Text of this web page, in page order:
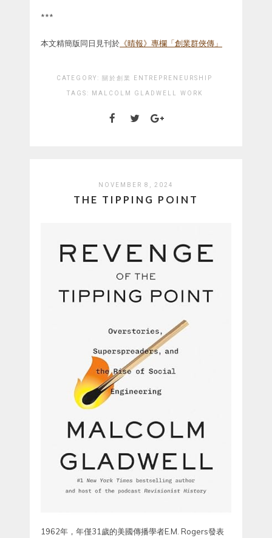
***
本文精簡版同日見刊於 《晴報》專欄「創業群俠傳」
CATEGORY: 關於創業 ENTREPRENEURSHIP
TAGS: MALCOLM GLADWELL WORK
NOVEMBER 8, 2024
THE TIPPING POINT
1962年，年僅31歲的美國傳播學者E.M. Rogers發表